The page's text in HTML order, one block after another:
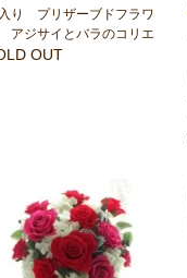
り プリザーブドフラワ
アジサイとバラのコリエ
OUT